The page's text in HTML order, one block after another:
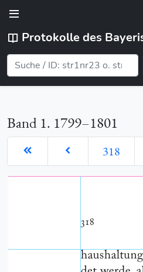
Protokolle des
Band 1. 1799–1801
318